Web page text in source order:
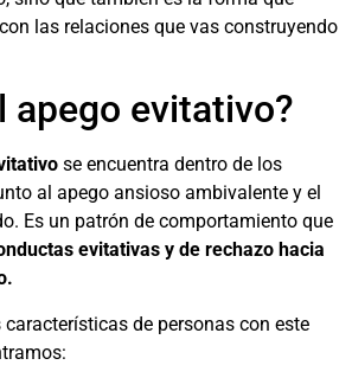
las relaciones que vas construyendo
apego evitativo?
se encuentra dentro de los
al apego ansioso ambivalente y el
Es un patrón de comportamiento que
evitativas y de rechazo hacia
de personas con este